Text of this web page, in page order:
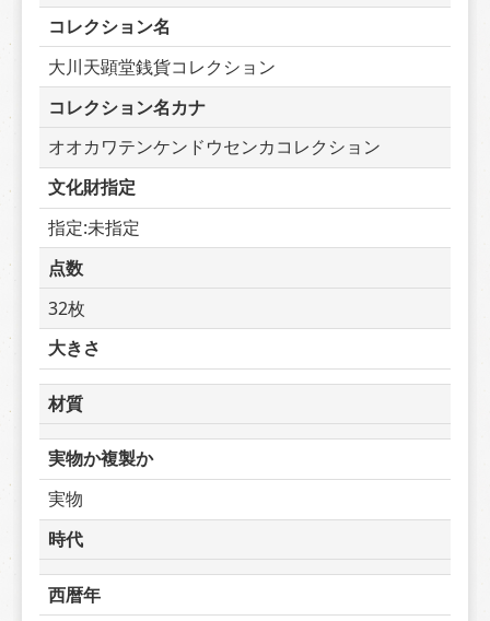
コレクション名
大川天顕堂銭貨コレクション
コレクション名カナ
オオカワテンケンドウセンカコレクション
文化財指定
指定:未指定
点数
32枚
大きさ
材質
実物か複製か
実物
時代
西暦年